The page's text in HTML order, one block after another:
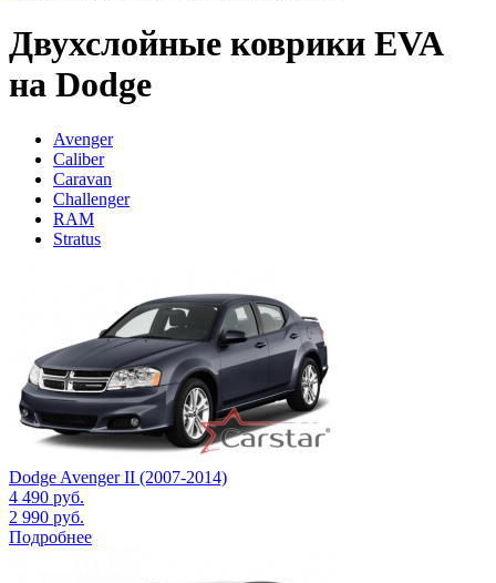
Двухслойные коврики EVA
на Dodge
Avenger
Caliber
Caravan
Challenger
RAM
Stratus
Dodge Avenger II (2007-2014)
4 490 руб.
2 990 руб.
Подробнее